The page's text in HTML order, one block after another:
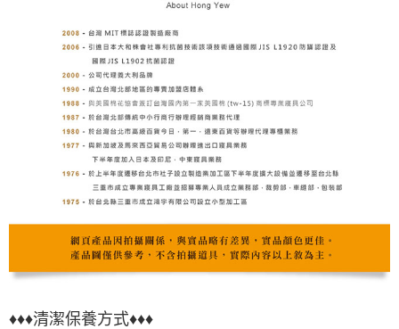
♦♦♦清潔保養方式♦♦♦